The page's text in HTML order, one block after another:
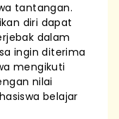
tantangan.
diri dapat
dalam
ingin diterima
mengikuti
nilai
belajar